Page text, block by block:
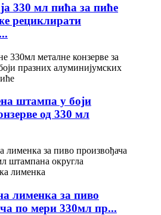
330 мл пића за пиће
рециклирати
штампа у боји
од 330 мл
лименка за пиво
по мери 330мл пр...